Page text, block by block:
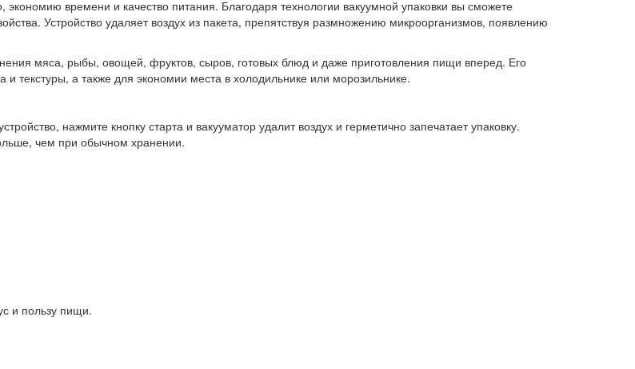
экономию времени и качество питания. Благодаря технологии вакуумной упаковки вы сможете
Устройство удаляет воздух из пакета, препятствуя размножению микроорганизмов, появлению
мяса, рыбы, овощей, фруктов, сыров, готовых блюд и даже приготовления пищи вперед. Его
текстуры, а также для экономии места в холодильнике или морозильнике.
нажмите кнопку старта и вакууматор удалит воздух и герметично запечатает упаковку.
чем при обычном хранении.
и пользу пищи.